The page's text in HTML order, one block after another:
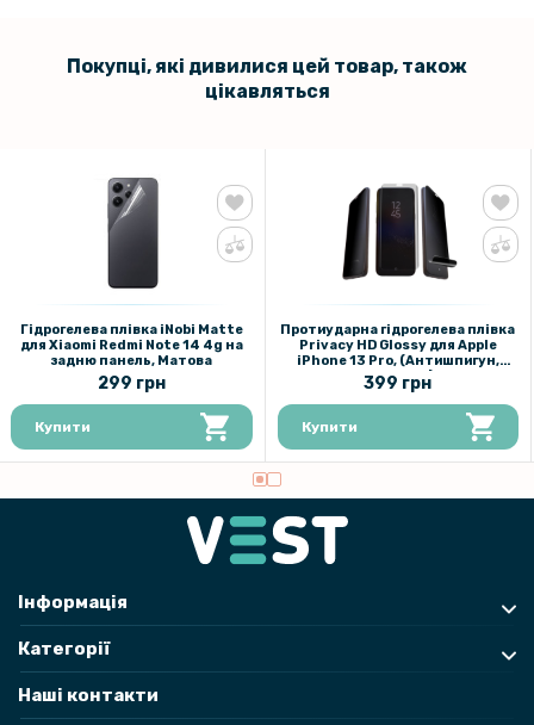
169 грн
199 грн
Покупці, які дивилися цей товар, також
цікавляться
Гідрогелева плівка iNobi Matte
для Xiaomi Redmi Note 14 4g на
задню панель, Матова
299 грн
Купити
Протиударна гідрогелева плівка
Privacy HD Glossy для Apple
iPhone 13 Pro, (Антишпигун,
глянцева)
399 грн
Купити
Інформація
Категорії
Наші контакти